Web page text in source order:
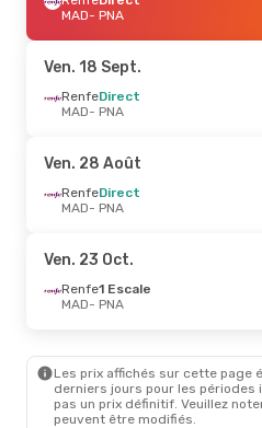
MAD- PNA
PNA- MAD
MAD- PNA
Ven. 18 Sept.
RenfeDirect
MAD- PNA
Ven. 28 Août
RenfeDirect
MAD- PNA
Ven. 23 Oct.
Renfe1 Escale
MAD- PNA
Les prix affichés sur cette page
derniers jours pour les
pas un prix définitif. Veuillez
peuvent être modifiés.